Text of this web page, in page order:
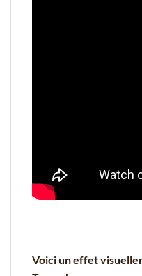
Voici un effet